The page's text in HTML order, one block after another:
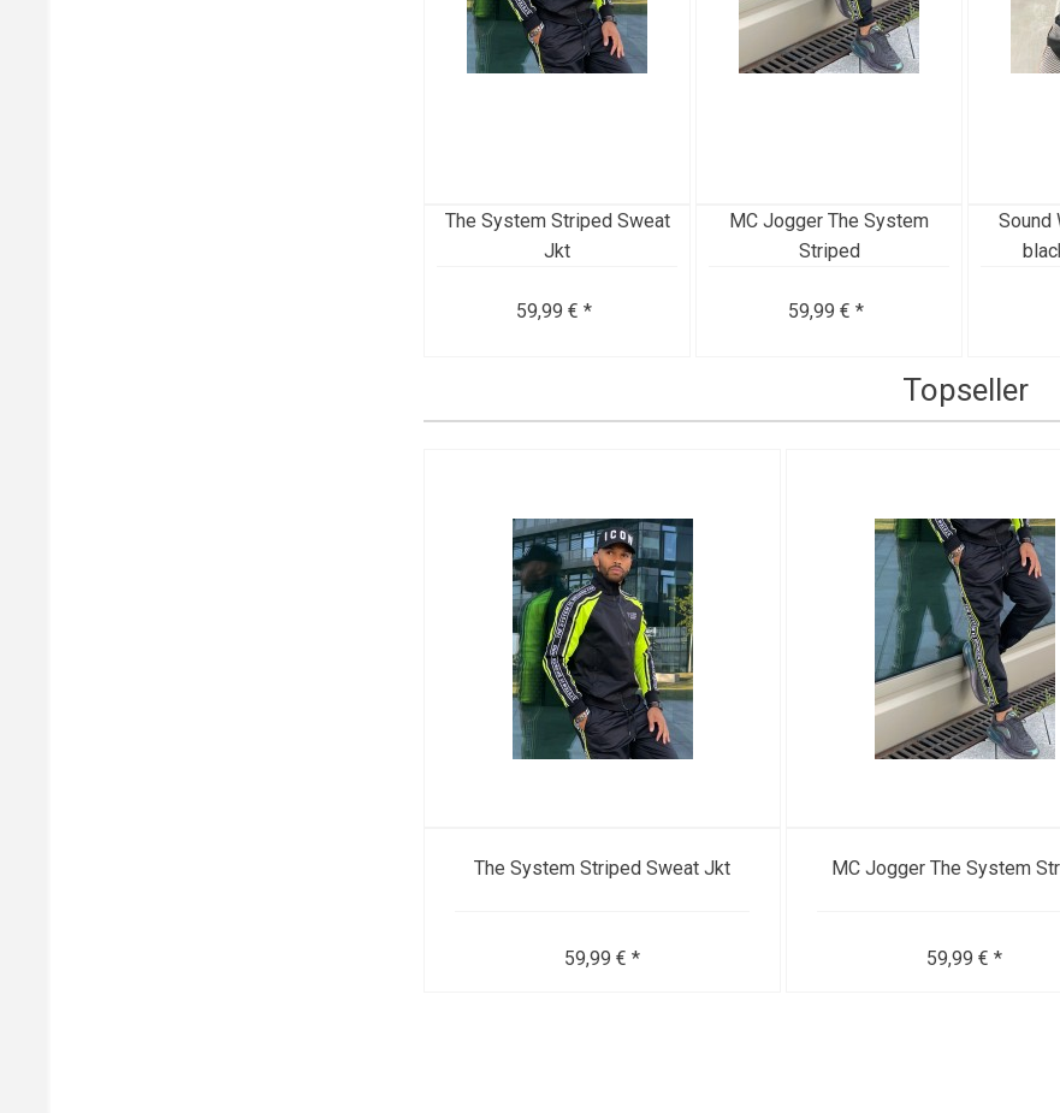
The System Striped Sweat
Jkt
59,99 € *
MC Jogger The System
Striped
59,99 € *
Sound
Topseller
The System Striped Sweat Jkt
59,99 € *
MC Jogger The System
59,99 € *